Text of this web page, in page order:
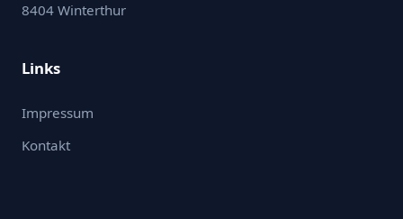
8404 Winterthur
Links
Impressum
Kontakt